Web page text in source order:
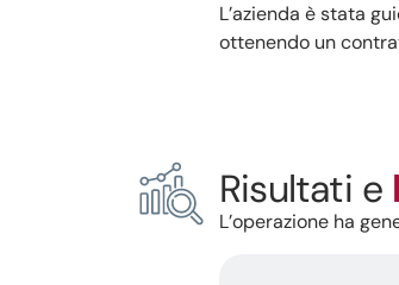
L’azienda è stata
ottenendo un
Risultati e
L’operazione ha